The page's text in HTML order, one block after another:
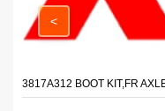
- TRITON - PAJERO
3817A312 BOOT KIT,FR
<